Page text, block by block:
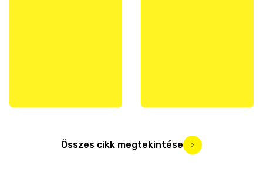
Összes cikk megtekintése